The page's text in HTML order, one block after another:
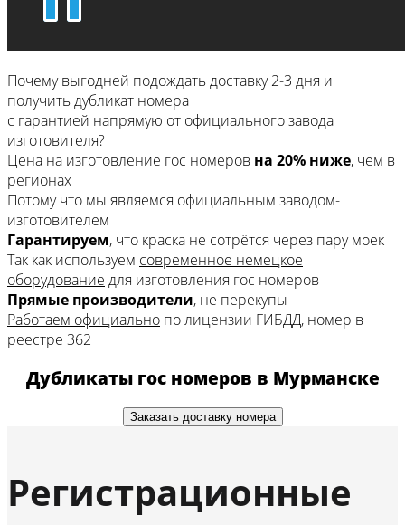
Почему выгодней подождать доставку 2-3 дня и
получить дубликат номера
с гарантией напрямую от официального завода
изготовителя?
Цена на изготовление гос номеров на 20% ниже, чем в
регионах
Потому что мы являемся официальным заводом-
изготовителем
Гарантируем, что краска не сотрётся через пару моек
Так как используем современное немецкое
оборудование для изготовления гос номеров
Прямые производители, не перекупы
Работаем официально по лицензии ГИБДД, номер в
реестре 362
Дубликаты гос номеров в Мурманске
Заказать доставку номера
Регистрационные